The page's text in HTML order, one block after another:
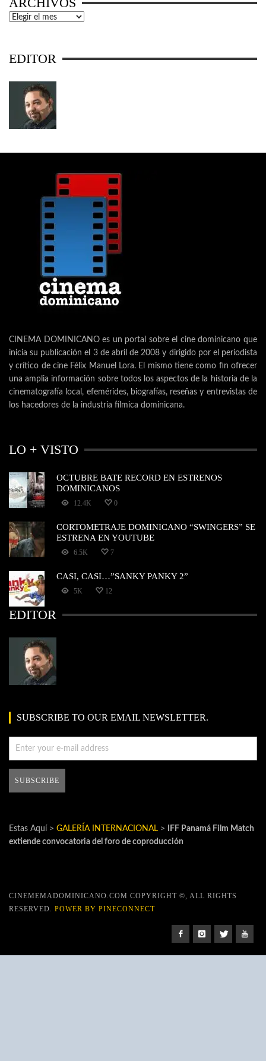
Archivos
EDITOR
CINEMA DOMINICANO es un portal sobre el cine dominicano que
inicia su publicación el 3 de abril de 2008 y dirigido por el periodista
y crítico de cine Félix Manuel Lora. El mismo tiene como fin ofrecer
una amplia información sobre todos los aspectos de la historia de la
cinematografía local, efemérides, biografías, reseñas y entrevistas de
los hacedores de la industria fílmica dominicana.
LO + VISTO
OCTUBRE BATE RECORD EN ESTRENOS
DOMINICANOS
12.4K 0
CORTOMETRAJE DOMINICANO “SWINGERS” SE
ESTRENA EN YOUTUBE
6.5K 7
CASI, CASI…”SANKY PANKY 2”
5K 12
EDITOR
SUBSCRIBE TO OUR EMAIL NEWSLETTER.
Estas Aquí > GALERÍA INTERNACIONAL >
IFF Panamá Film Match
extiende convocatoria del foro de coproducción
CINEMEMADOMINICANO.COM COPYRIGHT ©, ALL RIGHTS
RESERVED. POWER BY PINECONNECT